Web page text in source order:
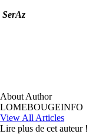
SerAz
About Author
LOMEBOUGEINFO
View All Articles
Lire plus de cet auteur !